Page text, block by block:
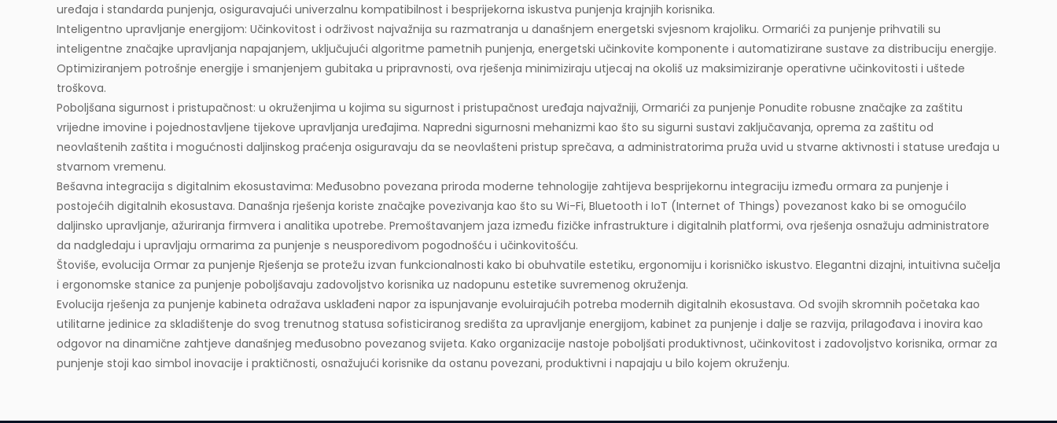
uređaja i standarda punjenja, osiguravajući univerzalnu kompatibilnost i besprijekorna iskustva punjenja krajnjih korisnika.
Inteligentno upravljanje energijom: Učinkovitost i održivost najvažnija su razmatranja u današnjem energetski svjesnom krajoliku. Ormarići za punjenje prihvatili su
inteligentne značajke upravljanja napajanjem, uključujući algoritme pametnih punjenja, energetski učinkovite komponente i automatizirane sustave za distribuciju energije.
Optimiziranjem potrošnje energije i smanjenjem gubitaka u pripravnosti, ova rješenja minimiziraju utjecaj na okoliš uz maksimiziranje operativne učinkovitosti i uštede
troškova.
Poboljšana sigurnost i pristupačnost: u okruženjima u kojima su sigurnost i pristupačnost uređaja najvažniji, Ormarići za punjenje Ponudite robusne značajke za zaštitu
vrijedne imovine i pojednostavljene tijekove upravljanja uređajima. Napredni sigurnosni mehanizmi kao što su sigurni sustavi zaključavanja, oprema za zaštitu od
neovlaštenih zaštita i mogućnosti daljinskog praćenja osiguravaju da se neovlašteni pristup sprečava, a administratorima pruža uvid u stvarne aktivnosti i statuse uređaja u
stvarnom vremenu.
Bešavna integracija s digitalnim ekosustavima: Međusobno povezana priroda moderne tehnologije zahtijeva besprijekornu integraciju između ormara za punjenje i
postojećih digitalnih ekosustava. Današnja rješenja koriste značajke povezivanja kao što su Wi-Fi, Bluetooth i IoT (Internet of Things) povezanost kako bi se omogućilo
daljinsko upravljanje, ažuriranja firmvera i analitika upotrebe. Premoštavanjem jaza između fizičke infrastrukture i digitalnih platformi, ova rješenja osnažuju administratore
da nadgledaju i upravljaju ormarima za punjenje s neusporedivom pogodnošću i učinkovitošću.
Štoviše, evolucija Ormar za punjenje Rješenja se protežu izvan funkcionalnosti kako bi obuhvatile estetiku, ergonomiju i korisničko iskustvo. Elegantni dizajni, intuitivna sučelja
i ergonomske stanice za punjenje poboljšavaju zadovoljstvo korisnika uz nadopunu estetike suvremenog okruženja.
Evolucija rješenja za punjenje kabineta odražava usklađeni napor za ispunjavanje evoluirajućih potreba modernih digitalnih ekosustava. Od svojih skromnih početaka kao
utilitarne jedinice za skladištenje do svog trenutnog statusa sofisticiranog središta za upravljanje energijom, kabinet za punjenje i dalje se razvija, prilagođava i inovira kao
odgovor na dinamične zahtjeve današnjeg međusobno povezanog svijeta. Kako organizacije nastoje poboljšati produktivnost, učinkovitost i zadovoljstvo korisnika, ormar za
punjenje stoji kao simbol inovacije i praktičnosti, osnažujući korisnike da ostanu povezani, produktivni i napajaju u bilo kojem okruženju.